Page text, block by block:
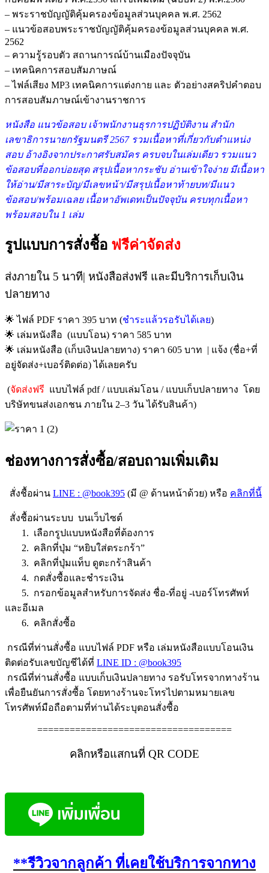
– พระราชบัญญัติคุ้มครองข้อมูลส่วนบุคคล พ.ศ. 2562
– แนวข้อสอบพระราชบัญญัติคุ้มครองข้อมูลส่วนบุคคล พ.ศ.
2562
– ความรู้รอบตัว สถานการณ์บ้านเมืองปัจจุบัน
– เทคนิคการสอบสัมภาษณ์
– ไฟล์เสียง MP3 เทคนิคการแต่งกาย และ ตัวอย่างสคริปคำตอบ
การสอบสัมภาษณ์เข้างานราชการ
หนังสือ แนวข้อสอบ เจ้าพนักงานธุรการปฏิบัติงาน สำนัก
เลขาธิการนายกรัฐมนตรี 2567 รวมเนื้อหาที่เกี่ยวกับตำแหน่ง
สอบ อ้างอิงจากประกาศรับสมัคร ครบจบในเล่มเดียว รวมแนว
ข้อสอบที่ออกบ่อยสุด สรุปเนื้อหากระชับ อ่านเข้าใจง่าย มีเนื้อหา
ให้อ่าน/มีสาระบัญ/มีเลขหน้า/มีสรุปเนื้อหาท้ายบท/มีแนว
ข้อสอบ/พร้อมเฉลย เนื้อหาอัพเดทเป็นปัจจุบัน ครบทุกเนื้อหา
พร้อมสอบใน 1 เล่ม
รูปแบบการสั่งชื้อ ฟรีค่าจัดส่ง
ส่งภายใน 5 นาที| หนังสือส่งฟรี และมีบริการเก็บเงิน
ปลายทาง
🌟 ไฟล์ PDF ราคา 395 บาท (ชำระแล้วรอรับได้เลย)
🌟 เล่มหนังสือ (แบบโอน) ราคา 585 บาท
🌟 เล่มหนังสือ (เก็บเงินปลายทาง) ราคา 605 บาท | แจ้ง (ชื่อ+ที่
อยู่จัดส่ง+เบอร์ติดต่อ) ได้เลยครับ
(จัดส่งฟรี แบบไฟล์ pdf / แบบเล่มโอน / แบบเก็บปลายทาง โดย
บริษัทขนส่งเอกชน ภายใน 2–3 วัน ได้รับสินค้า)
ช่องทางการสั่งซื้อ/สอบถามเพิ่มเติม
สั่งชื้อผ่าน LINE : @book395 (มี @ ด้านหน้าด้วย) หรือ คลิกที่นี้
สั่งชื้อผ่านระบบ บนเว็บไซต์
1. เลือกรูปแบบหนังสือที่ต้องการ
2. คลิกที่ปุ่ม “หยิบใส่ตระกร้า”
3. คลิกที่ปุ่มแท็บ ดูตะกร้าสินค้า
4. กดสั่งซื้อและชำระเงิน
5. กรอกข้อมูลสำหรับการจัดส่ง ชื่อ-ที่อยู่ -เบอร์โทรศัพท์
และอีเมล
6. คลิกสั่งซื้อ
กรณีที่ท่านสั่งซื้อ แบบไฟล์ PDF หรือ เล่มหนังสือแบบโอนเงิน
ติดต่อรับเลขบัญชีได้ที่ LINE ID : @book395
กรณีที่ท่านสั่งซื้อ แบบเก็บเงินปลายทาง รอรับโทรจากทางร้าน
เพื่อยืนยันการสั่งซื้อ โดยทางร้านจะโทรไปตามหมายเลข
โทรศัพท์มือถือตามที่ท่านได้ระบุตอนสั่งซื้อ
====================================
คลิกหรือแสกนที่ QR CODE
**รีวิวจากลูกค้า ที่เคยใช้บริการจากทาง